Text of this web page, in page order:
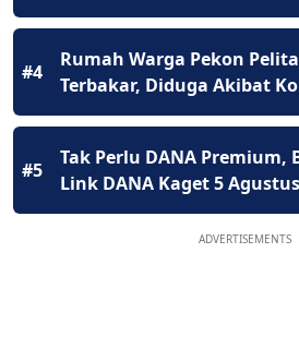
#4
Rumah Warga Pekon
Terbakar, Diduga Akibat
#5
Tak Perlu DANA Premium,
Link DANA Kaget 5
ADVERTISEMENTS